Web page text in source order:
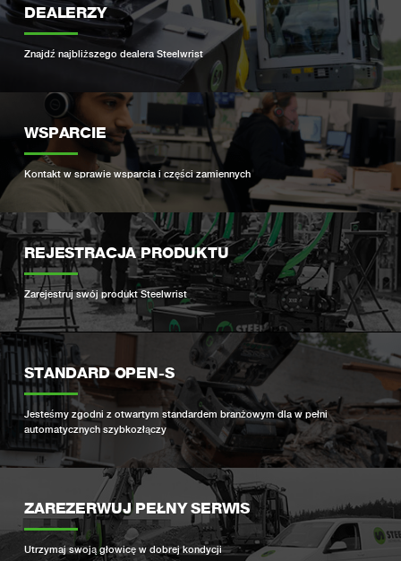
DEALERZY
Znajdź najbliższego dealera Steelwrist
WSPARCIE
Kontakt w sprawie wsparcia i części zamiennych
REJESTRACJA PRODUKTU
Zarejestruj swój produkt Steelwrist
STANDARD OPEN-S
Jesteśmy zgodni z otwartym standardem branżowym dla w pełni
automatycznych szybkozłączy
ZAREZERWUJ PEŁNY SERWIS
Utrzymaj swoją głowicę w dobrej kondycji